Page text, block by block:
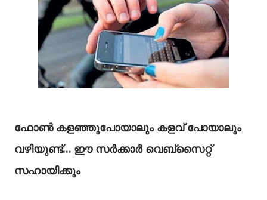
ഫോണ്‍ കളഞ്ഞുപോയാലും കളവ് പോയാലും
വഴിയുണ്ട്… ഈ സര്‍ക്കാര്‍ വെബ്സൈറ്റ്
സഹായിക്കും